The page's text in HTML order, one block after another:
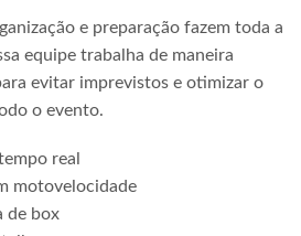
e preparação fazem toda a
equipe trabalha de maneira
evitar imprevistos e otimizar o
o evento.
real
motovelocidade
de box